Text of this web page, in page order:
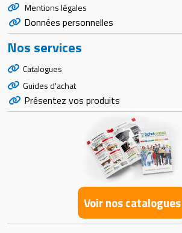
Mentions légales
Données personnelles
Nos services
Catalogues
Guides d'achat
Présentez vos produits
Voir nos catalogues